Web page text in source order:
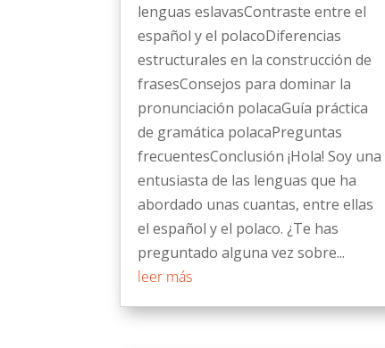
lenguas eslavasContraste entre el
español y el polacoDiferencias
estructurales en la construcción de
frasesConsejos para dominar la
pronunciación polacaGuía práctica
de gramática polacaPreguntas
frecuentesConclusión ¡Hola! Soy una
entusiasta de las lenguas que ha
abordado unas cuantas, entre ellas
el español y el polaco. ¿Te has
preguntado alguna vez sobre...
leer más